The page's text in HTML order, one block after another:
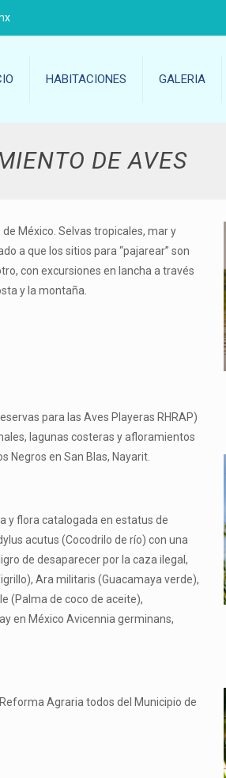
HABITACIONES GALERIA
DE AVES
México. Selvas tropicales, mar y
a que los sitios para “pajarear” son
con excursiones en lancha a través
y la montaña.
para las Aves Playeras RHRAP)
lagunas costeras y afloramientos
Negros en San Blas, Nayarit.
y flora catalogada en estatus de
acutus (Cocodrilo de río) con una
de desaparecer por la caza ilegal,
Ara militaris (Guacamaya verde),
(Palma de coco de aceite),
en México Avicennia germinans,
Agraria todos del Municipio de